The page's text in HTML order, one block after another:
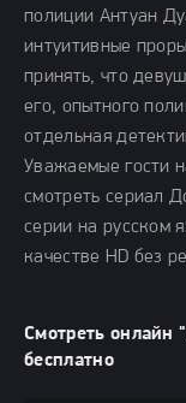
полиции Антуан
интуитивные
принять, что
его, опытного
отдельная
Уважаемые гости
смотреть сериал
серии на русском
качестве HD без
Смотреть онлайн
бесплатно